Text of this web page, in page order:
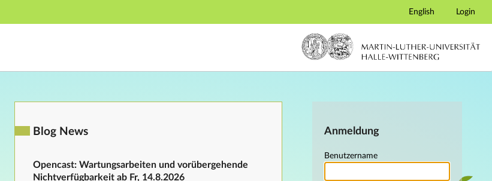
Hauptnavigation
English Login
Anmeldung
Benutzername
Blog News
Opencast: Wartungsarbeiten und vorübergehende
Nichtverfügbarkeit ab Fr, 14.8.2026